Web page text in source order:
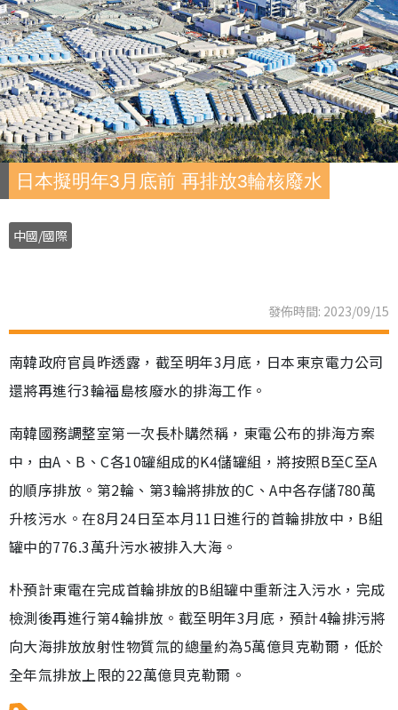
日本擬明年3月底前 再排放3輪核廢水
中國/國際
發佈時間: 2023/09/15
南韓政府官員昨透露，截至明年3月底，日本東京電力公司
還將再進行3輪福島核廢水的排海工作。
南韓國務調整室第一次長朴購然稱，東電公布的排海方案
中，由A、B、C各10罐組成的K4儲罐組，將按照B至C至A
的順序排放。第2輪、第3輪將排放的C、A中各存儲780萬
升核污水。在8月24日至本月11日進行的首輪排放中，B組
罐中的776.3萬升污水被排入大海。
朴預計東電在完成首輪排放的B組罐中重新注入污水，完成
檢測後再進行第4輪排放。截至明年3月底，預計4輪排污將
向大海排放放射性物質氚的總量約為5萬億貝克勒爾，低於
全年氚排放上限的22萬億貝克勒爾。